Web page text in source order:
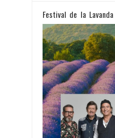
Festival de la Lavanda